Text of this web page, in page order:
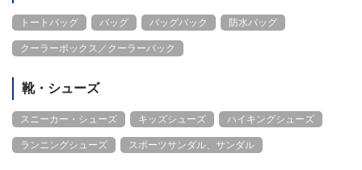
トートバッグ バッグ バッグパック 防水バッグ
クーラーボックス／クーラーバック
靴・シューズ
スニーカー・シューズ キッズシューズ ハイキングシューズ
ランニングシューズ スポーツサンダル、サンダル